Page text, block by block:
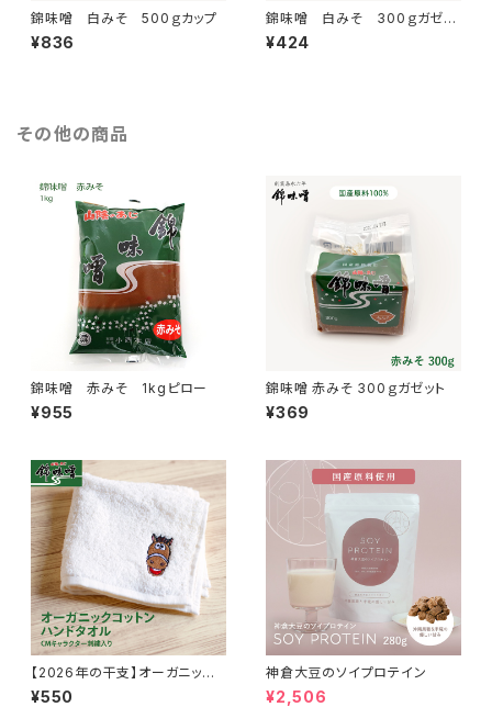
錦味噌 白みそ 500ｇカップ
¥836
錦味噌 白みそ 300ｇガゼッ
ト
¥424
その他の商品
錦味噌 赤みそ 1kgピロー
¥955
錦味噌 赤みそ 300ｇガゼット
¥369
【2026年の干支】オーガニック
コットンハンドタオル【午年】
¥550
神倉大豆のソイプロテイン
¥2,506